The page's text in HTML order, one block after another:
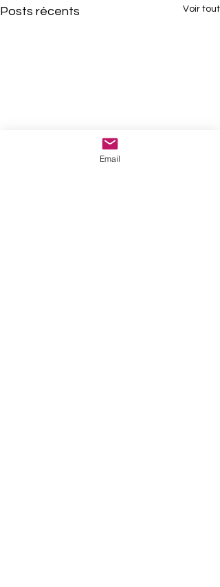
Posts récents Voir tout
Email